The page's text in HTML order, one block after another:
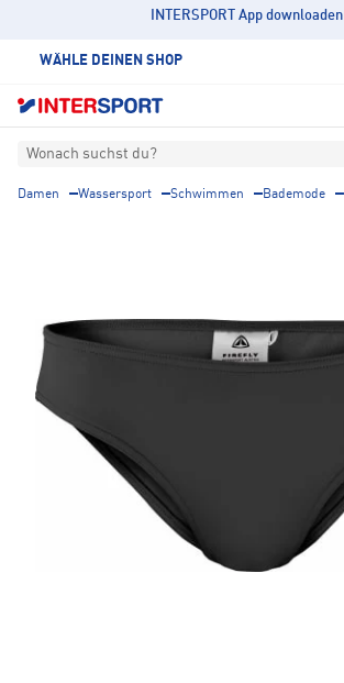
INTERSPORT App downloaden
WÄHLE DEINEN SHOP
Wonach suchst du?
Damen Wassersport Schwimmen Bademode